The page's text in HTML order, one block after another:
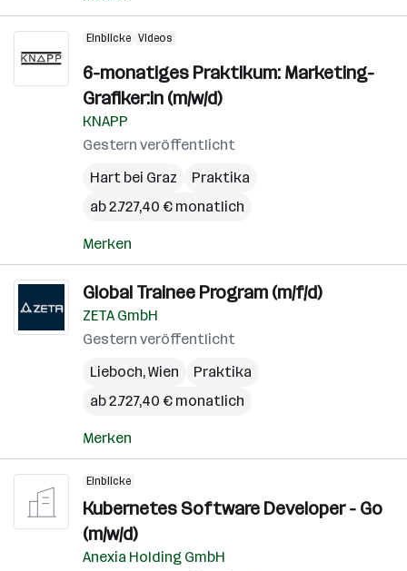
Einblicke Videos
6-monatiges Praktikum: Marketing-
Grafiker:in (m/w/d)
KNAPP
Gestern veröffentlicht
Hart bei Graz
Praktika
ab 2.727,40 € monatlich
Merken
Global Trainee Program (m/f/d)
ZETA GmbH
Gestern veröffentlicht
Lieboch,Wien
Praktika
ab 2.727,40 € monatlich
Merken
Einblicke
Kubernetes Software Developer - Go
(m/w/d)
Anexia Holding GmbH